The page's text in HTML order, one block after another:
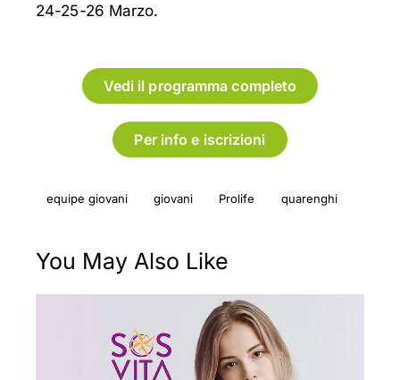
24-25-26 Marzo.
Vedi il programma completo
Per info e iscrizioni
equipe giovani giovani Prolife quarenghi
You May Also Like